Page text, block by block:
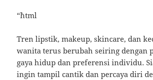
“`html
Tren lipstik, makeup, skincare, dan
wanita terus berubah seiring dengan
gaya hidup dan preferensi individu.
ingin tampil cantik dan percaya diri